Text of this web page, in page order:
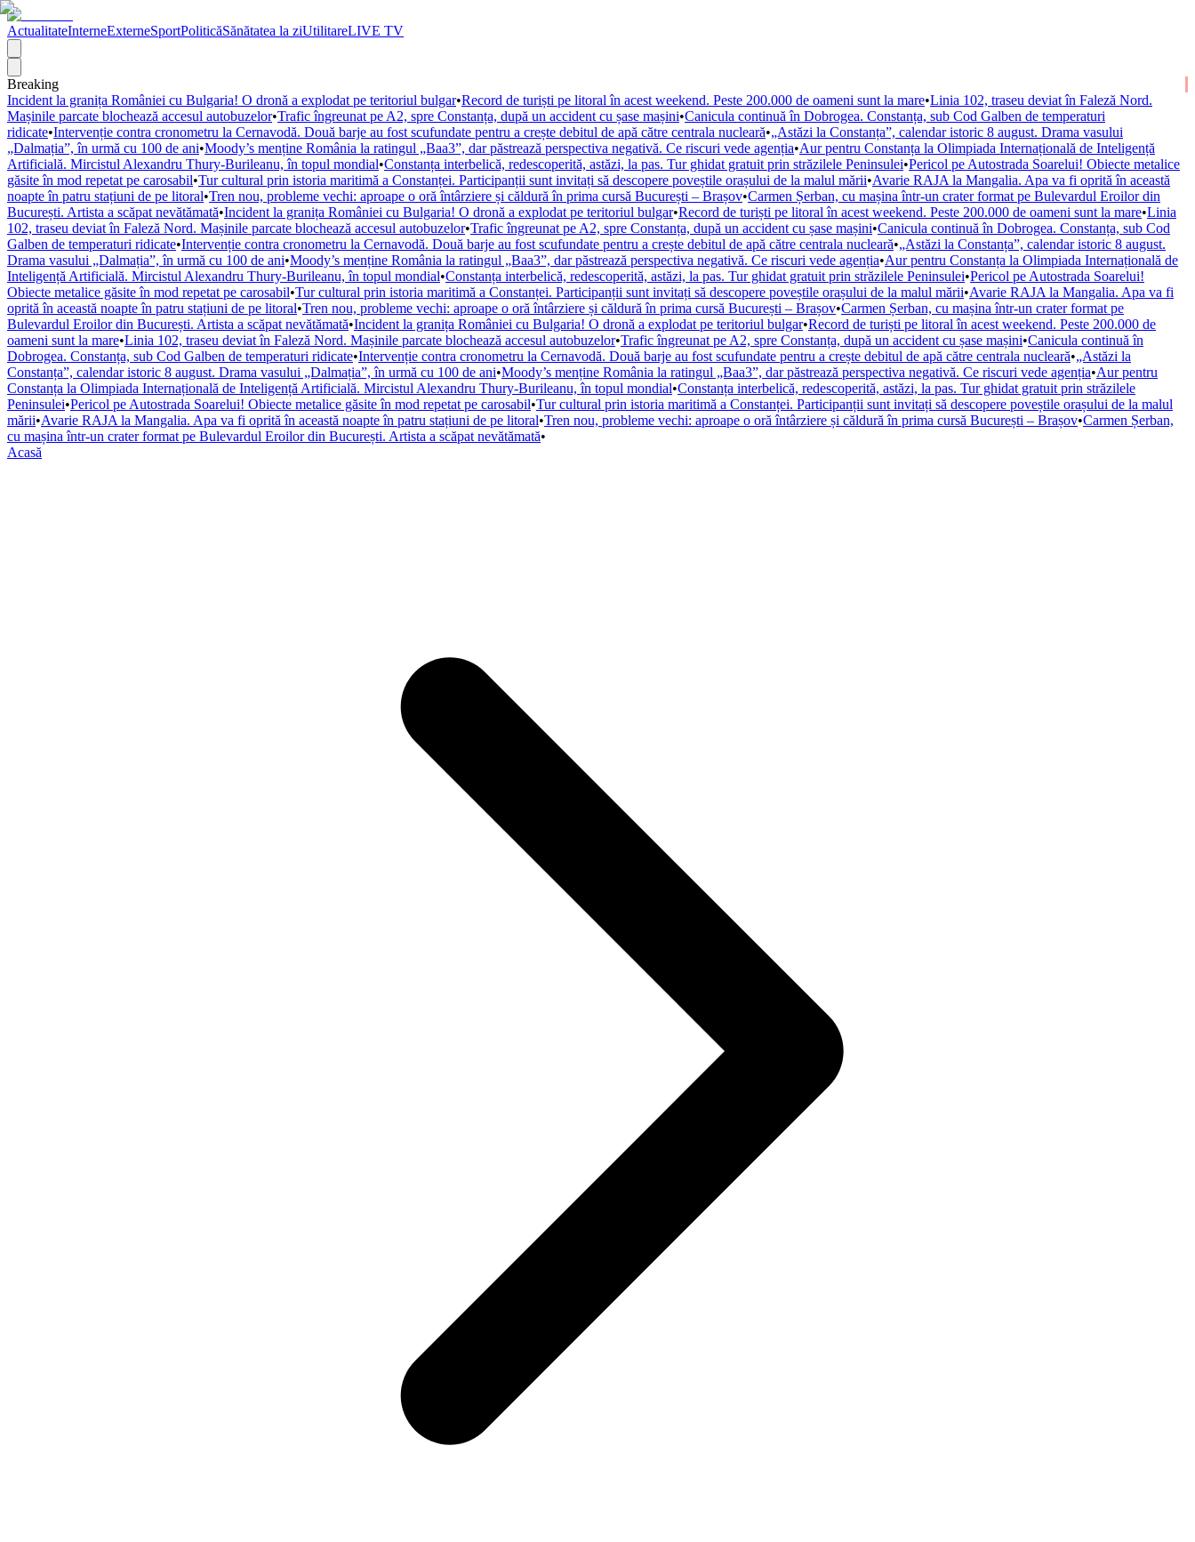
ActualitateInterneExterneSportPoliticăSănătatea la ziUtilitareLIVE TV
Breaking
Incident la granița României cu Bulgaria! O dronă a explodat pe teritoriul bulgar•Record de turiști pe litoral în acest weekend. Peste 200.000 de oameni sunt la mare•Linia 102, traseu deviat în Faleză Nord.
Mașinile parcate blochează accesul autobuzelor•Trafic îngreunat pe A2, spre Constanța, după un accident cu șase mașini•Canicula continuă în Dobrogea. Constanța, sub Cod Galben de temperaturi
ridicate•Intervenție contra cronometru la Cernavodă. Două barje au fost scufundate pentru a crește debitul de apă către centrala nucleară•„Astăzi la Constanța”, calendar istoric 8 august. Drama vasului
„Dalmația”, în urmă cu 100 de ani•Moody’s menține România la ratingul „Baa3”, dar păstrează perspectiva negativă. Ce riscuri vede agenția•Aur pentru Constanța la Olimpiada Internațională de Inteligență
Artificială. Mircistul Alexandru Thury-Burileanu, în topul mondial•Constanța interbelică, redescoperită, astăzi, la pas. Tur ghidat gratuit prin străzilele Peninsulei•Pericol pe Autostrada Soarelui! Obiecte metalice
găsite în mod repetat pe carosabil•Tur cultural prin istoria maritimă a Constanței. Participanții sunt invitați să descopere poveștile orașului de la malul mării•Avarie RAJA la Mangalia. Apa va fi oprită în această
noapte în patru stațiuni de pe litoral•Tren nou, probleme vechi: aproape o oră întârziere și căldură în prima cursă București – Brașov•Carmen Șerban, cu mașina într-un crater format pe Bulevardul Eroilor din
București. Artista a scăpat nevătămată•Incident la granița României cu Bulgaria! O dronă a explodat pe teritoriul bulgar•Record de turiști pe litoral în acest weekend. Peste 200.000 de oameni sunt la mare•Linia
102, traseu deviat în Faleză Nord. Mașinile parcate blochează accesul autobuzelor•Trafic îngreunat pe A2, spre Constanța, după un accident cu șase mașini•Canicula continuă în Dobrogea. Constanța, sub Cod
Galben de temperaturi ridicate•Intervenție contra cronometru la Cernavodă. Două barje au fost scufundate pentru a crește debitul de apă către centrala nucleară•„Astăzi la Constanța”, calendar istoric 8 august.
Drama vasului „Dalmația”, în urmă cu 100 de ani•Moody’s menține România la ratingul „Baa3”, dar păstrează perspectiva negativă. Ce riscuri vede agenția•Aur pentru Constanța la Olimpiada Internațională de
Inteligență Artificială. Mircistul Alexandru Thury-Burileanu, în topul mondial•Constanța interbelică, redescoperită, astăzi, la pas. Tur ghidat gratuit prin străzilele Peninsulei•Pericol pe Autostrada Soarelui!
Obiecte metalice găsite în mod repetat pe carosabil•Tur cultural prin istoria maritimă a Constanței. Participanții sunt invitați să descopere poveștile orașului de la malul mării•Avarie RAJA la Mangalia. Apa va fi
oprită în această noapte în patru stațiuni de pe litoral•Tren nou, probleme vechi: aproape o oră întârziere și căldură în prima cursă București – Brașov•Carmen Șerban, cu mașina într-un crater format pe
Bulevardul Eroilor din București. Artista a scăpat nevătămată•Incident la granița României cu Bulgaria! O dronă a explodat pe teritoriul bulgar•Record de turiști pe litoral în acest weekend. Peste 200.000 de
oameni sunt la mare•Linia 102, traseu deviat în Faleză Nord. Mașinile parcate blochează accesul autobuzelor•Trafic îngreunat pe A2, spre Constanța, după un accident cu șase mașini•Canicula continuă în
Dobrogea. Constanța, sub Cod Galben de temperaturi ridicate•Intervenție contra cronometru la Cernavodă. Două barje au fost scufundate pentru a crește debitul de apă către centrala nucleară•„Astăzi la
Constanța”, calendar istoric 8 august. Drama vasului „Dalmația”, în urmă cu 100 de ani•Moody’s menține România la ratingul „Baa3”, dar păstrează perspectiva negativă. Ce riscuri vede agenția•Aur pentru
Constanța la Olimpiada Internațională de Inteligență Artificială. Mircistul Alexandru Thury-Burileanu, în topul mondial•Constanța interbelică, redescoperită, astăzi, la pas. Tur ghidat gratuit prin străzilele
Peninsulei•Pericol pe Autostrada Soarelui! Obiecte metalice găsite în mod repetat pe carosabil•Tur cultural prin istoria maritimă a Constanței. Participanții sunt invitați să descopere poveștile orașului de la malul
mării•Avarie RAJA la Mangalia. Apa va fi oprită în această noapte în patru stațiuni de pe litoral•Tren nou, probleme vechi: aproape o oră întârziere și căldură în prima cursă București – Brașov•Carmen Șerban,
cu mașina într-un crater format pe Bulevardul Eroilor din București. Artista a scăpat nevătămată•
Acasă